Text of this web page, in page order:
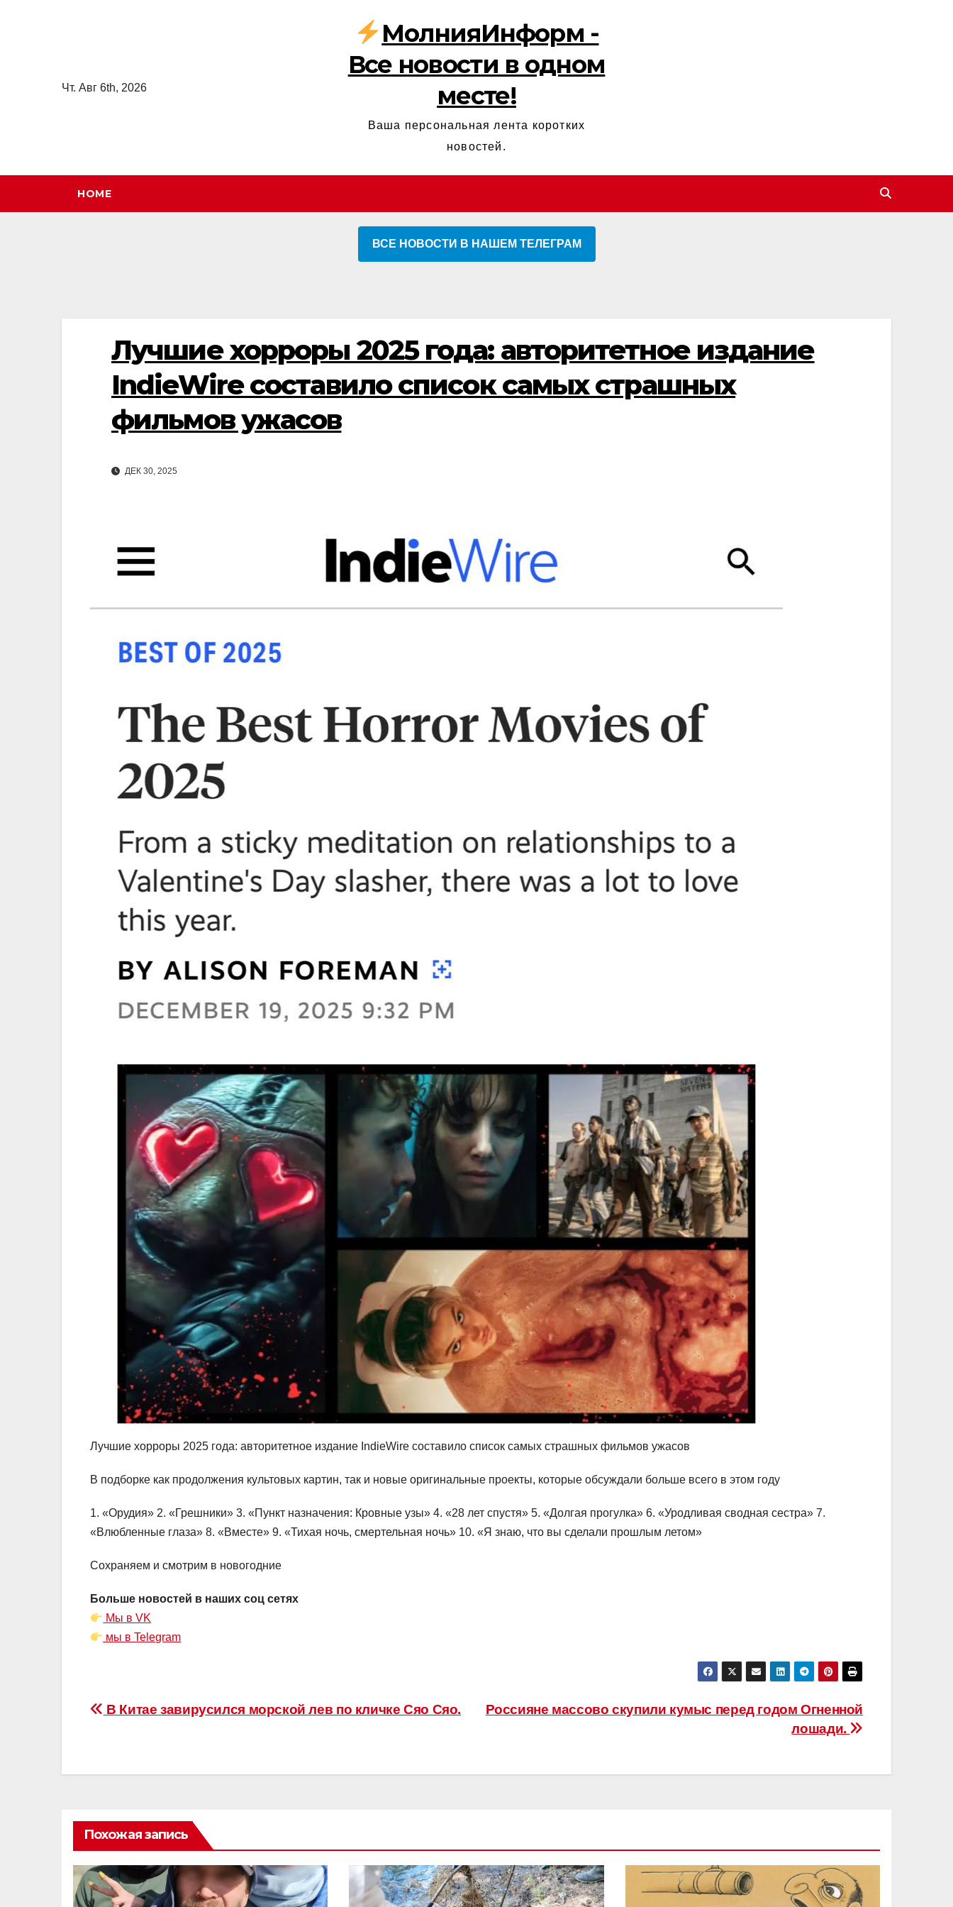
Чт. Авг 6th, 2026
МолнияИнформ -
Все новости в одном
месте!
Ваша персональная лента коротких
новостей.
HOME
ВСЕ НОВОСТИ В НАШЕМ ТЕЛЕГРАМ
Лучшие хорроры 2025 года: авторитетное издание
IndieWire составило список самых страшных
фильмов ужасов
ДЕК 30, 2025
Лучшие хорроры 2025 года: авторитетное издание IndieWire составило список самых страшных фильмов ужасов
В подборке как продолжения культовых картин, так и новые оригинальные проекты, которые обсуждали больше всего в этом году
1. «Орудия» 2. «Грешники» 3. «Пункт назначения: Кровные узы» 4. «28 лет спустя» 5. «Долгая прогулка» 6. «Уродливая сводная сестра» 7.
«Влюбленные глаза» 8. «Вместе» 9. «Тихая ночь, смертельная ночь» 10. «Я знаю, что вы сделали прошлым летом»
Сохраняем и смотрим в новогодние
Больше новостей в наших соц сетях
Мы в VK
мы в Telegram
Навигация
записям
Россияне массово скупили кумыс перед годом Огненной
лошади.
В Китае завирусился морской лев по кличке Сяо Сяо.
Похожая запись